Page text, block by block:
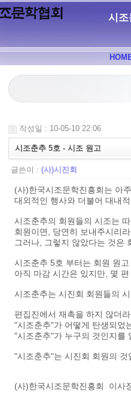
시조
작성일 : 10-05-10 22:06
시조춘추 5호 - 시조 원고
글쓴이 : (사)시진회
(사)한국시조문학진흥회는 아
대외적인 행사와 더불어 대내
시조춘추의 회원들의 시조는
회원이면, 당연히 보내주시리
그러나, 그렇지 않았다는 것은
시조춘추 5호 부터는 회원 원
아직 마감 시간은 있지만, 몇
시조춘추는 시진회 회원들의
편집진에서 재촉을 하지 않더
"시조춘추"가 어떻게 탄생되었
"시조춘추"가 누구의 것인지를
"시조춘추"는 시진회 회원의 것
(사)한국시조문학진흥회 이사